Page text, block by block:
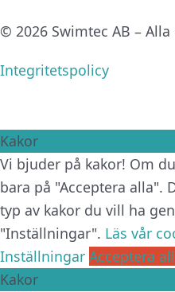
© 2026 Swimtec AB –
Integritetspolicy
Kakor
Vi bjuder på kakor! Om
bara på "Acceptera alla".
typ av kakor du vill ha
"Inställningar". Läs vår
Inställningar Acceptera
Kakor